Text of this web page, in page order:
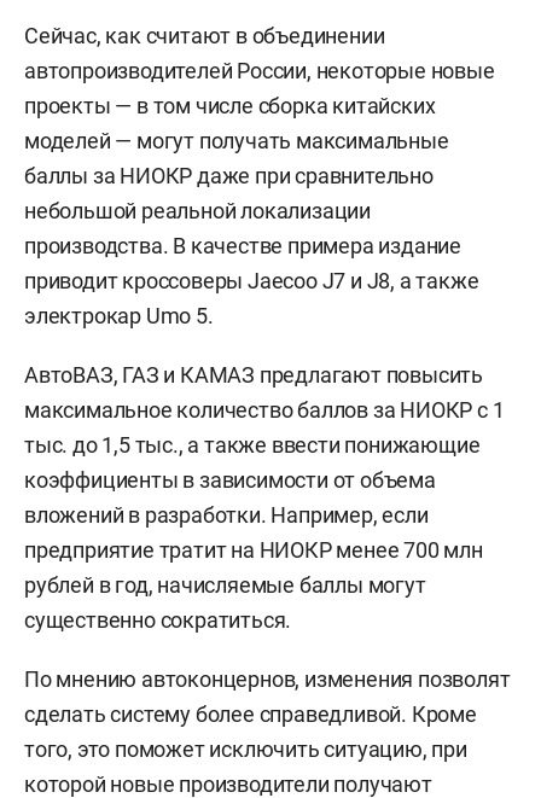
Сейчас, как считают в объединении
автопроизводителей России, некоторые новые
проекты — в том числе сборка китайских
моделей — могут получать максимальные
баллы за НИОКР даже при сравнительно
небольшой реальной локализации
производства. В качестве примера издание
приводит кроссоверы Jaecoo J7 и J8, а также
электрокар Umo 5.
АвтоВАЗ, ГАЗ и КАМАЗ предлагают повысить
максимальное количество баллов за НИОКР с 1
тыс. до 1,5 тыс., а также ввести понижающие
коэффициенты в зависимости от объема
вложений в разработки. Например, если
предприятие тратит на НИОКР менее 700 млн
рублей в год, начисляемые баллы могут
существенно сократиться.
По мнению автоконцернов, изменения позволят
сделать систему более справедливой. Кроме
того, это поможет исключить ситуацию, при
которой новые производители получают